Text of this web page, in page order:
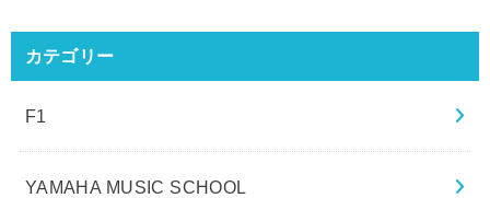
カテゴリー
F1
YAMAHA MUSIC SCHOOL